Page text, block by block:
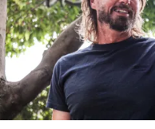
熱傷害風險的綜合指標
陽輻射及風速等因子。
效評估熱傷害風險。例如
且無風的環境下，因汗